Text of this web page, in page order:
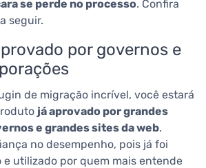
se perde no processo. Confira
seguir.
por governos e
de migração incrível, você estará
já aprovado por grandes
e grandes sites da web.
no desempenho, pois já foi
utilizado por quem mais entende